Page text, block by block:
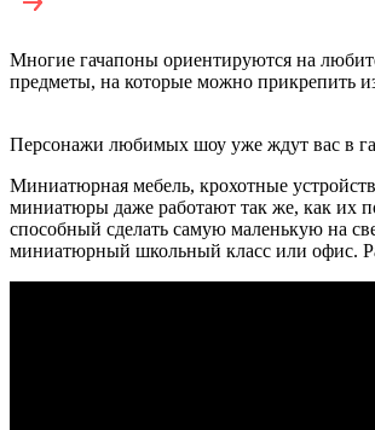
Многие гачапоны ориентируются на
предметы, на которые можно прикрепить
Персонажи любимых шоу уже ждут вас в
Миниатюрная мебель, крохотные
миниатюры даже работают так же, как их
способный сделать самую маленькую на
миниатюрный школьный класс или офис.